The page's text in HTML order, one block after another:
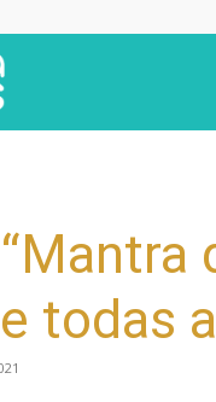
todas